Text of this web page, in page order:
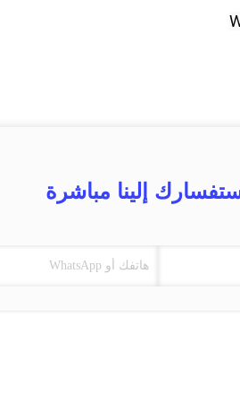
إلينا مباشرة